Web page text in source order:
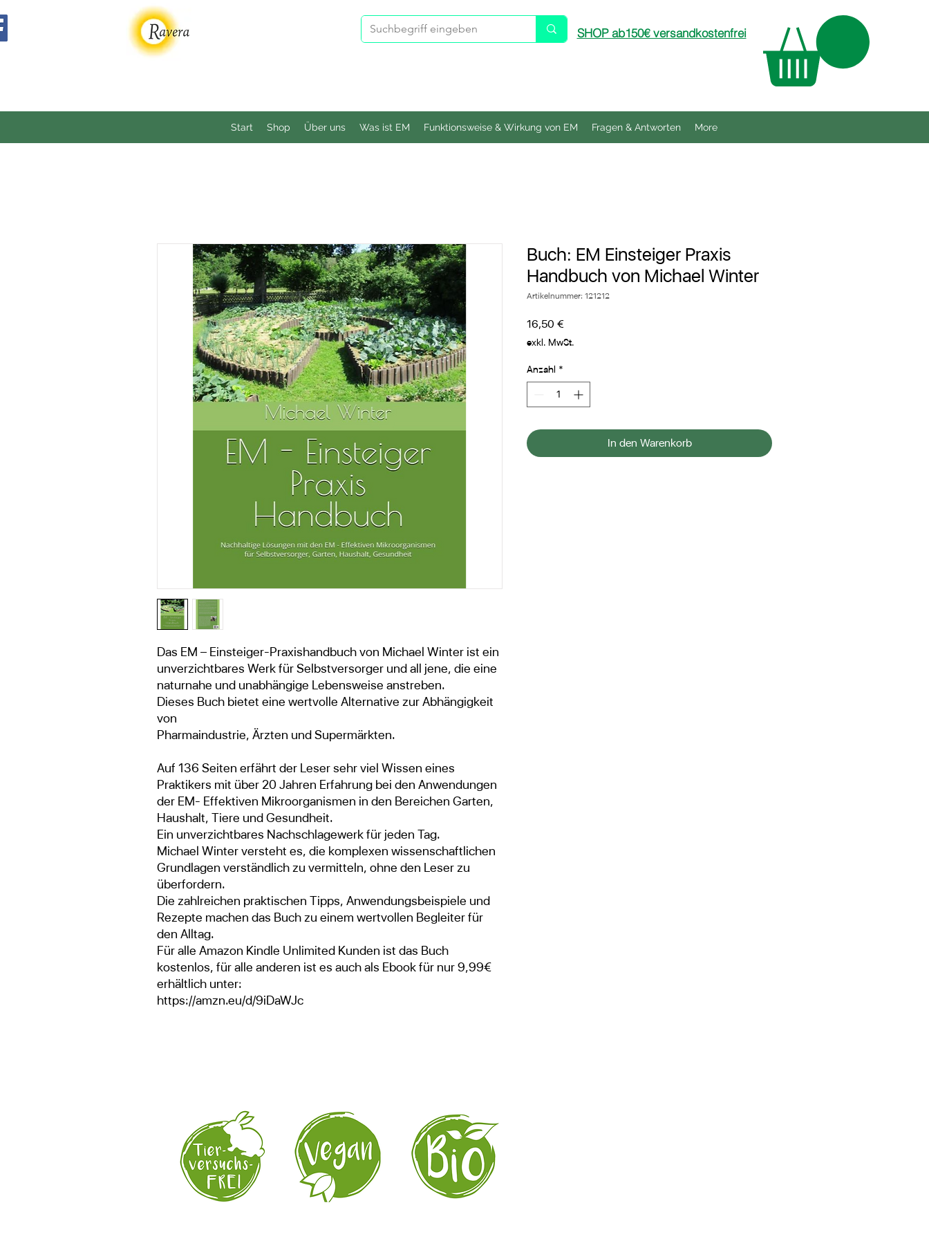
SHOP ab150€ versandkostenfrei
Start Shop Über uns Was ist EM Funktionsweise & Wirkung von EM Fragen & Antworten More
Das EM – Einsteiger-Praxishandbuch von Michael Winter ist ein
unverzichtbares Werk für Selbstversorger und all jene, die eine
naturnahe und unabhängige Lebensweise anstreben.
Dieses Buch bietet eine wertvolle Alternative zur Abhängigkeit
von
Pharmaindustrie, Ärzten und Supermärkten.
Auf 136 Seiten erfährt der Leser sehr viel Wissen eines
Praktikers mit über 20 Jahren Erfahrung bei den Anwendungen
der EM- Effektiven Mikroorganismen in den Bereichen Garten,
Haushalt, Tiere und Gesundheit.
Ein unverzichtbares Nachschlagewerk für jeden Tag.
Michael Winter versteht es, die komplexen wissenschaftlichen
Grundlagen verständlich zu vermitteln, ohne den Leser zu
überfordern.
Die zahlreichen praktischen Tipps, Anwendungsbeispiele und
Rezepte machen das Buch zu einem wertvollen Begleiter für
den Alltag.
Für alle Amazon Kindle Unlimited Kunden ist das Buch
kostenlos, für alle anderen ist es auch als Ebook für nur 9,99€
erhältlich unter:
https://amzn.eu/d/9iDaWJc
Buch: EM Einsteiger Praxis
Handbuch von Michael Winter
Artikelnummer: 121212
16,50 €
exkl. MwSt.
Anzahl *
In den Warenkorb